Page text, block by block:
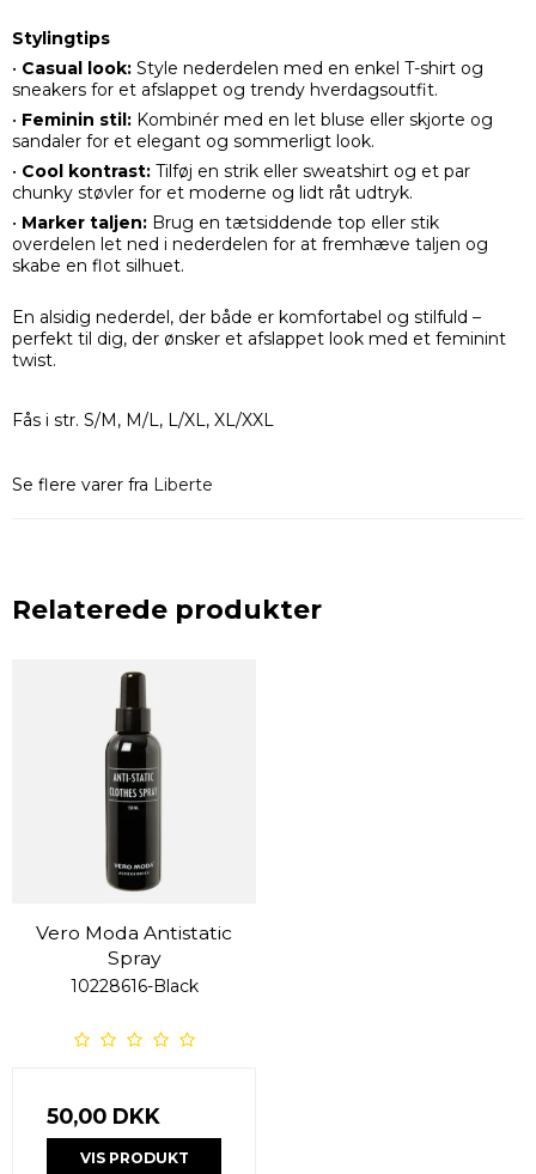
Stylingtips
• Casual look: Style nederdelen med en enkel T-shirt og
sneakers for et afslappet og trendy hverdagsoutfit.
• Feminin stil: Kombinér med en let bluse eller skjorte og
sandaler for et elegant og sommerligt look.
• Cool kontrast: Tilføj en strik eller sweatshirt og et par
chunky støvler for et moderne og lidt råt udtryk.
• Marker taljen: Brug en tætsiddende top eller stik
overdelen let ned i nederdelen for at fremhæve taljen og
skabe en flot silhuet.
En alsidig nederdel, der både er komfortabel og stilfuld –
perfekt til dig, der ønsker et afslappet look med et feminint
twist.
Fås i str. S/M, M/L, L/XL, XL/XXL
Se flere varer fra Liberte
Relaterede produkter
Vero Moda Antistatic
Spray
10228616-Black
50,00 DKK
VIS PRODUKT